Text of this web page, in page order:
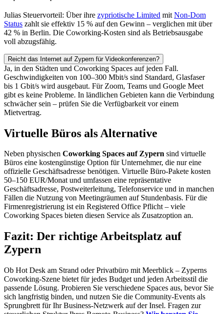
Julias Steuervorteil: Über ihre zypriotische Limited mit Non-Dom
Status zahlt sie effektiv 15 % auf den Gewinn – verglichen mit über
42 % in Berlin. Die Coworking-Kosten sind als Betriebsausgabe
voll abzugsfähig.
Reicht das Internet auf Zypern für Videokonferenzen?
Ja, in den Städten und Coworking Spaces auf jeden Fall.
Geschwindigkeiten von 100–300 Mbit/s sind Standard, Glasfaser
bis 1 Gbit/s wird ausgebaut. Für Zoom, Teams und Google Meet
gibt es keine Probleme. In ländlichen Gebieten kann die Verbindung
schwächer sein – prüfen Sie die Verfügbarkeit vor einem
Mietvertrag.
Virtuelle Büros als Alternative
Neben physischen Coworking Spaces auf Zypern sind virtuelle
Büros eine kostengünstige Option für Unternehmer, die nur eine
offizielle Geschäftsadresse benötigen. Virtuelle Büro-Pakete kosten
50–150 EUR/Monat und umfassen eine repräsentative
Geschäftsadresse, Postweiterleitung, Telefonservice und in manchen
Fällen die Nutzung von Meetingräumen auf Stundenbasis. Für die
Firmenregistrierung ist ein Registered Office Pflicht – viele
Coworking Spaces bieten diesen Service als Zusatzoption an.
Fazit: Der richtige Arbeitsplatz auf
Zypern
Ob Hot Desk am Strand oder Privatbüro mit Meerblick – Zyperns
Coworking-Szene bietet für jedes Budget und jeden Arbeitsstil die
passende Lösung. Probieren Sie verschiedene Spaces aus, bevor Sie
sich langfristig binden, und nutzen Sie die Community-Events als
Sprungbrett für Ihr Business-Netzwerk auf der Insel. Fragen zur